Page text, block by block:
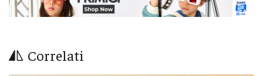
Correlati